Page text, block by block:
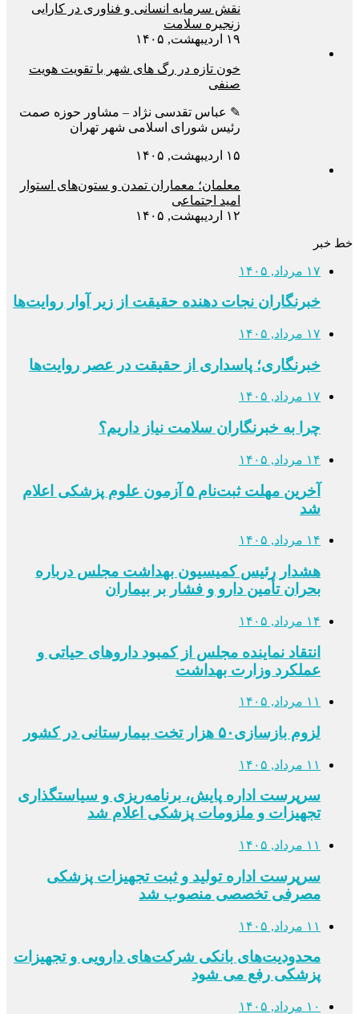
نقش سرمایه انسانی و فناوری در کارایی
زنجیره سلامت
۱۹ اردیبهشت, ۱۴۰۵
خون تازه در رگ های شهر با تقویت هویت
صنفی
✎ عباس تقدسی نژاد – مشاور حوزه صمت
رئیس شورای اسلامی شهر تهران
۱۵ اردیبهشت, ۱۴۰۵
معلمان؛ معماران تمدن و ستون‌های استوار
امید اجتماعی
۱۲ اردیبهشت, ۱۴۰۵
خط خبر
۱۷ مرداد, ۱۴۰۵
خبرنگاران نجات دهنده حقیقت از زیر آوار روایت‌ها
۱۷ مرداد, ۱۴۰۵
خبرنگاری؛ پاسداری از حقیقت در عصر روایت‌ها
۱۷ مرداد, ۱۴۰۵
چرا به خبرنگاران سلامت نیاز داریم؟
۱۴ مرداد, ۱۴۰۵
آخرین مهلت ثبت‌نام ۵ آزمون علوم پزشکی اعلام
شد
۱۴ مرداد, ۱۴۰۵
هشدار رئیس کمیسیون بهداشت مجلس درباره
بحران تأمین دارو و فشار بر بیماران
۱۴ مرداد, ۱۴۰۵
انتقاد نماینده مجلس از کمبود داروهای حیاتی و
عملکرد وزارت بهداشت
۱۱ مرداد, ۱۴۰۵
لزوم بازسازی۵۰ هزار تخت بیمارستانی در کشور
۱۱ مرداد, ۱۴۰۵
سرپرست اداره پایش، برنامه‌ریزی و سیاستگذاری
تجهیزات و ملزومات پزشکی اعلام شد
۱۱ مرداد, ۱۴۰۵
سرپرست اداره تولید و ثبت تجهیزات پزشکی
مصرفی تخصصی منصوب شد
۱۱ مرداد, ۱۴۰۵
محدودیت‌های بانکی شرکت‌های دارویی و تجهیزات
پزشکی رفع می شود
۱۰ مرداد, ۱۴۰۵